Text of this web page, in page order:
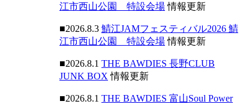
江市西山公園 特設会場情報更新
■2026.8.3 鯖江JAMフェスティバル2026 鯖
江市西山公園 特設会場情報更新
■2026.8.1 THE BAWDIES 長野CLUB
JUNK BOX 情報更新
■2026.8.1 THE BAWDIES 富山Soul Power